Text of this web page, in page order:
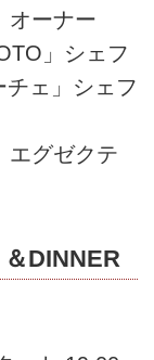
オーナー
」シェフ
ェ」シェフ
エグゼクテ
DINNER